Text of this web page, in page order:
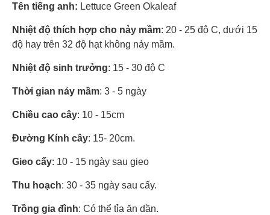
Tên tiếng anh: Lettuce Green Okaleaf
Nhiệt độ thích hợp cho nảy mầm: 20 - 25 độ C, dưới 15
độ hay trên 32 độ hạt không nảy mầm.
Nhiệt độ sinh trưởng: 15 - 30 độ C
Thời gian nảy mầm: 3 - 5 ngày
Chiều cao cây: 10 - 15cm
Đường Kính cây: 15- 20cm.
Gieo cấy: 10 - 15 ngày sau gieo
Thu hoạch: 30 - 35 ngày sau cấy.
Trồng gia đình: Có thể tỉa ăn dần.